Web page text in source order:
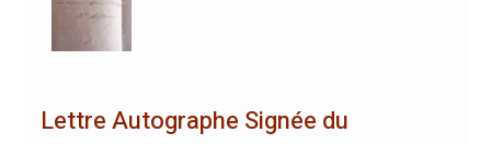
Lettre Autographe Signée du